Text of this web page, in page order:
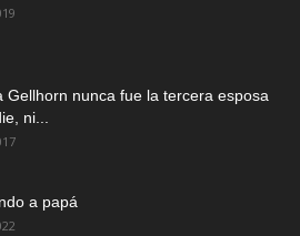
Gellhorn nunca fue la tercera esposa
ni...
a papá